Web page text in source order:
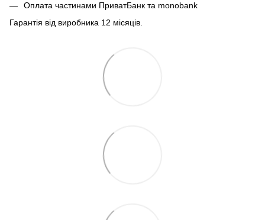
Оплата частинами ПриватБанк та monobank
Гарантія від виробника 12 місяців.